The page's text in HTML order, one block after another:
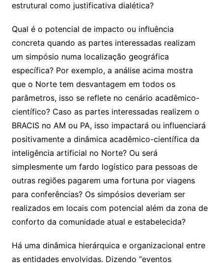
estrutural como justificativa dialética?
Qual é o potencial de impacto ou influência
concreta quando as partes interessadas realizam
um simpósio numa localização geográfica
específica? Por exemplo, a análise acima mostra
que o Norte tem desvantagem em todos os
parâmetros, isso se reflete no cenário acadêmico-
científico? Caso as partes interessadas realizem o
BRACIS no AM ou PA, isso impactará ou influenciará
positivamente a dinâmica acadêmico-científica da
inteligência artificial no Norte? Ou será
simplesmente um fardo logístico para pessoas de
outras regiões pagarem uma fortuna por viagens
para conferências? Os simpósios deveriam ser
realizados em locais com potencial além da zona de
conforto da comunidade atual e estabelecida?
Há uma dinâmica hierárquica e organizacional entre
as entidades envolvidas. Dizendo “eventos